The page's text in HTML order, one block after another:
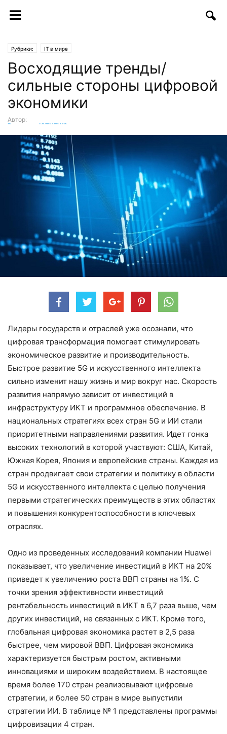
Рубрики: IT в мире
Восходящие тренды/
сильные стороны цифровой
экономики
Автор:
Редакция ICTNEWS
Лидеры государств и отраслей уже осознали, что
цифровая трансформация помогает стимулировать
экономическое развитие и производительность.
Быстрое развитие 5G и искусственного интеллекта
сильно изменит нашу жизнь и мир вокруг нас. Скорость
развития напрямую зависит от инвестиций в
инфраструктуру ИКТ и программное обеспечение. В
национальных стратегиях всех стран 5G и ИИ стали
приоритетными направлениями развития. Идет гонка
высоких технологий в которой участвуют: США, Китай,
Южная Корея, Япония и европейские страны. Каждая из
стран продвигает свои стратегии и политику в области
5G и искусственного интеллекта с целью получения
первыми стратегических преимуществ в этих областях
и повышения конкурентоспособности в ключевых
отраслях.
Одно из проведенных исследований компании Huawei
показывает, что увеличение инвестиций в ИКТ на 20%
приведет к увеличению роста ВВП страны на 1%. С
точки зрения эффективности инвестиций
рентабельность инвестиций в ИКТ в 6,7 раза выше, чем
других инвестиций, не связанных с ИКТ. Кроме того,
глобальная цифровая экономика растет в 2,5 раза
быстрее, чем мировой ВВП. Цифровая экономика
характеризуется быстрым ростом, активными
инновациями и широким воздействием. В настоящее
время более 170 стран реализовывают цифровые
стратегии, и более 50 стран в мире выпустили
стратегии ИИ. В таблице № 1 представлены программы
цифровизации 4 стран.